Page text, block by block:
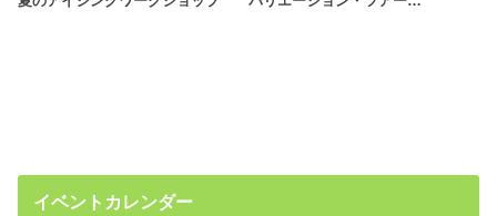
イベントカレンダー